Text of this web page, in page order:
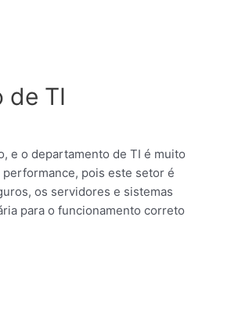
de TI
e o departamento de TI é muito
pois este setor é
os servidores e sistemas
para o funcionamento correto